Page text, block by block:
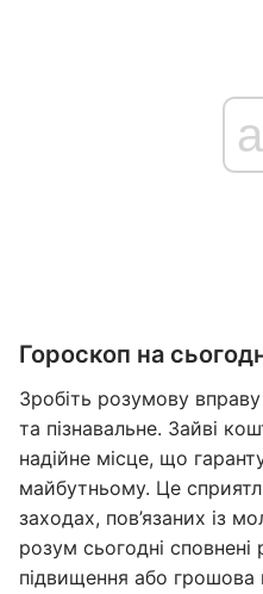
Гороскоп на
Зробіть розумову
та пізнавальне. Зайві
надійне місце, що
майбутньому. Це
заходах, пов’язаних із
розум сьогодні
підвищення або